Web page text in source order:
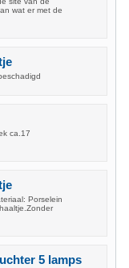
wat er met de
ca.17
Porselein
5 lamps